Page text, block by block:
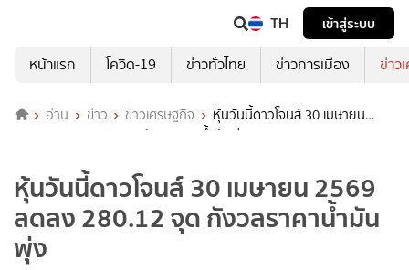
TH
เข้าสู่ระบบ
หน้าแรก
โควิด-19 ข่าวทั่วไทย ข่าวการเมือง ข่าว
อ่าน ข่าว ข่าวเศรษฐกิจ
หุ้นวันนี้ดาวโจนส์ 30 เมษายน
2569 ลดลง 280.12 จุด กังวลราคาน้ำมันพุ่ง
หุ้นวันนี้ดาวโจนส์ 30 เมษายน 2569
ลดลง 280.12 จุด กังวลราคาน้ำมัน
พุ่ง